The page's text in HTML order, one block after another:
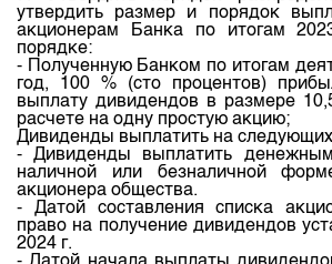
утвердить размер и порядок
акционерам Банка по итогам
порядке:
- Полученную Банком по итогам
год, 100 % (сто процентов)
выплату дивидендов в размере
расчете на одну простую акцию;
Дивиденды выплатить на следующих
- Дивиденды выплатить
наличной или безналичной
акционера общества.
- Датой составления списка
право на получение дивидендов
2024 г.